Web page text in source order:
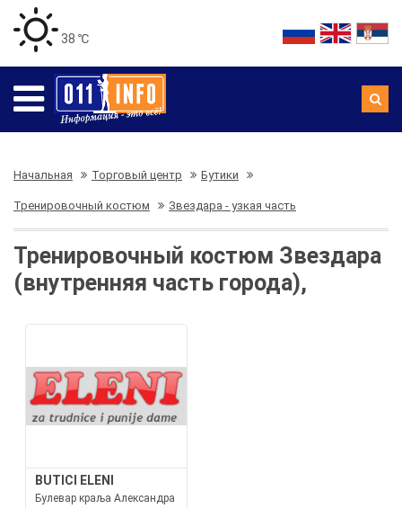
38 ℃
Начальная Торговый центр Бутики
Тренировочный костюм Звездара - узкая часть
Тренировочный костюм Звездара
(внутренняя часть города),
BUTICI ELENI
Булевар краља Александра